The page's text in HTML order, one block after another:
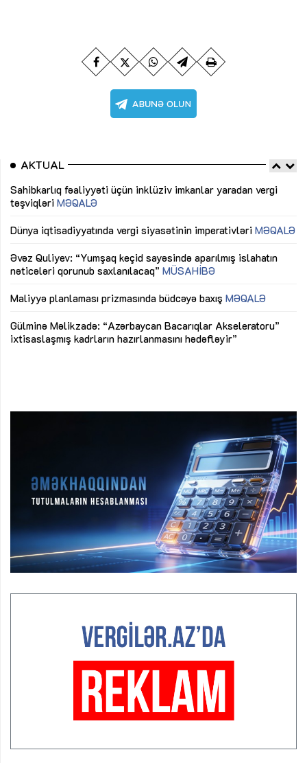
AKTUAL
Sahibkarlıq fəaliyyəti üçün inklüziv imkanlar yaradan vergi
təşviqləri MƏQALƏ
Dünya iqtisadiyyatında vergi siyasətinin imperativləri MƏQALƏ
Əvəz Quliyev: “Yumşaq keçid sayəsində aparılmış islahatın
nəticələri qorunub saxlanılacaq” MÜSAHİBƏ
Maliyyə planlaması prizmasında büdcəyə baxış MƏQALƏ
Gülminə Məlikzadə: “Azərbaycan Bacarıqlar Akseleratoru”
ixtisaslaşmış kadrların hazırlanmasını hədəfləyir”